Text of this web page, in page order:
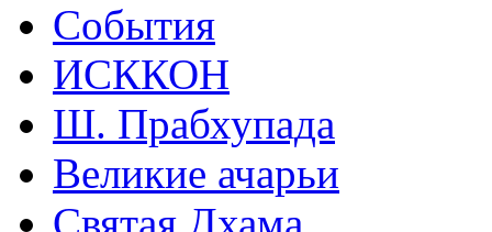
События
ИСККОН
Ш. Прабхупада
Великие ачарьи